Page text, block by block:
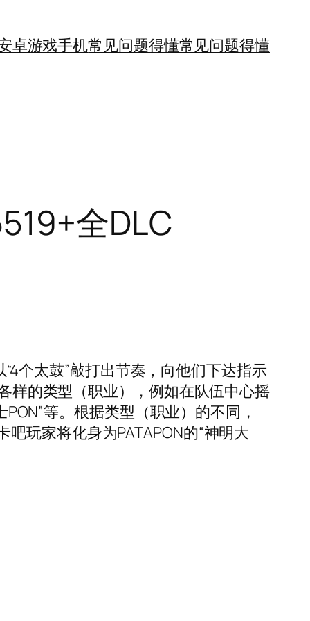
卓游戏手机常见问题得懂常见问题得懂
全DLC
“4个太鼓”敲打出节奏，向他们下达指示
样的类型（职业），例如在队伍中心摇
等。根据类型（职业）的不同，
玩家将化身为PATAPON的“神明大